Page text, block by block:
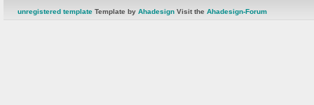
unregistered template Template by Ahadesign Visit the Ahadesign-Forum